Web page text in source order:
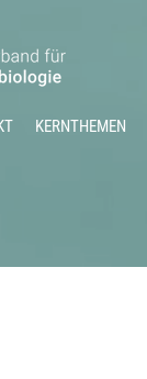
KERNTHEMEN